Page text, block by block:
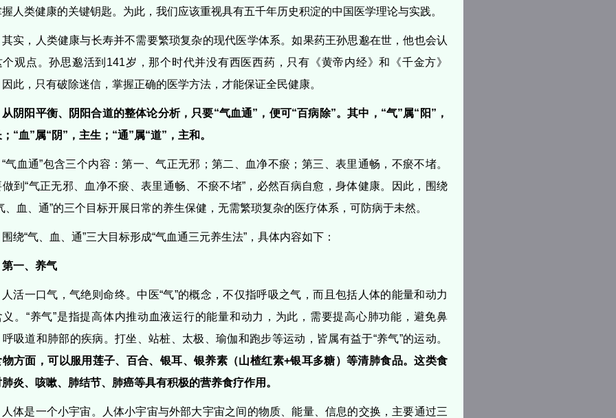
人类健康的关键钥匙。为此，我们应该重视具有五千年历史积淀的中国医学理论与实践。
其实，人类健康与长寿并不需要繁琐复杂的现代医学体系。如果药王孙思邈在世，他也会认
个观点。孙思邈活到141岁，那个时代并没有西医西药，只有《黄帝内经》和《千金方》
此，只有破除迷信，掌握正确的医学方法，才能保证全民健康。
从阴阳平衡、阴阳合道的整体论分析，只要“气血通”，便可“百病除”。其中，“气”属“阳”，
“血”属“阴”，主生；“通”属“道”，主和。
“气血通”包含三个内容：第一、气正无邪；第二、血净不瘀；第三、表里通畅，不瘀不堵。
做到“气正无邪、血净不瘀、表里通畅、不瘀不堵”，必然百病自愈，身体健康。因此，围绕
、血、通”的三个目标开展日常的养生保健，无需繁琐复杂的医疗体系，可防病于未然。
围绕“气、血、通”三大目标形成“气血通三元养生法”，具体内容如下：
第一、养气
人活一口气，气绝则命终。中医“气”的概念，不仅指呼吸之气，而且包括人体的能量和动力
义。“养气”是指提高体内推动血液运行的能量和动力，为此，需要提高心肺功能，避免鼻
吸道和肺部的疾病。打坐、站桩、太极、瑜伽和跑步等运动，皆属有益于“养气”的运动。
物方面，可以服用莲子、百合、银耳、银养素（山楂红素+银耳多糖）等清肺食品。这类食
炎、咳嗽、肺结节、肺癌等具有积极的营养食疗作用。
人体是一个小宇宙。人体小宇宙与外部大宇宙之间的物质、能量、信息的交换，主要通过三